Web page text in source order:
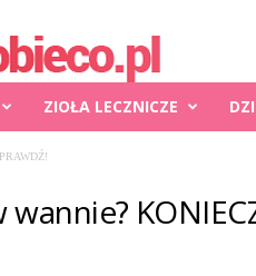
ZIOŁA LECZNICZE